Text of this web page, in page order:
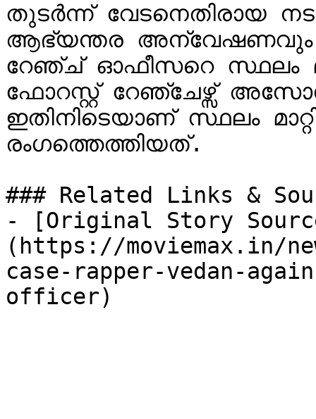
തുടര്‍ന്ന് വേടനെതിരായ
ആഭ്യന്തര അന്വേഷണവും
റേഞ്ച് ഓഫീസറെ സ്ഥലം
ഫോറസ്റ്റ് റേഞ്ചേഴ്സ്
ഇതിനിടെയാണ് സ്ഥലം
രംഗത്തെത്തിയത്.
### Related Links &
- [Original Story
(https://moviemax.in/
case-rapper-vedan-
officer)